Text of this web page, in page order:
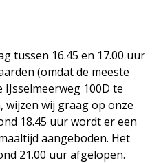
tussen 16.45 en 17.00 uur
(omdat de meeste
100D te
wijzen wij graag op onze
18.45 uur wordt er een
aangeboden. Het
21.00 uur afgelopen.